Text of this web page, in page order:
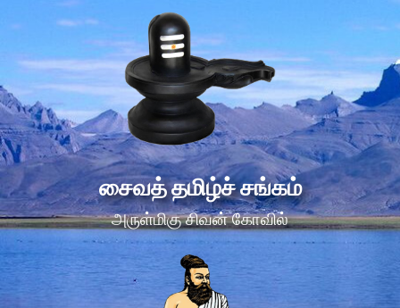
சைவத் தமிழ்ச் சங்கம்
அருள்மிகு சிவன் கோவில்